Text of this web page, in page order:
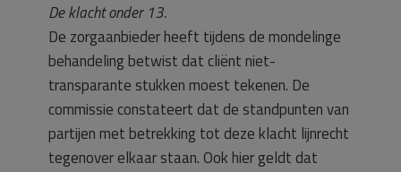
De klacht onder 13.
De zorgaanbieder heeft tijdens de mondelinge
behandeling betwist dat cliënt niet-
transparante stukken moest tekenen. De
commissie constateert dat de standpunten van
partijen met betrekking tot deze klacht lijnrecht
tegenover elkaar staan. Ook hier geldt dat